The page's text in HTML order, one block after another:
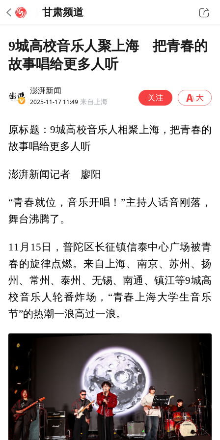
甘肃频道
9城高校音乐人聚上海 把青春的
故事唱给更多人听
澎湃新闻
2025-11-17 11:49 来自上海
原标题：9城高校音乐人相聚上海，把青春的
故事唱给更多人听
澎湃新闻记者 廖阳
“青春就位，音乐开唱！”主持人话音刚落，
舞台沸腾了。
11月15日，普陀区长征镇信泰中心广场被青
春的旋律点燃。来自上海、南京、苏州、扬
州、常州、泰州、无锡、南通、镇江等9城高
校音乐人轮番炸场，“青春上海大学生音乐
节”的热潮一浪高过一浪。